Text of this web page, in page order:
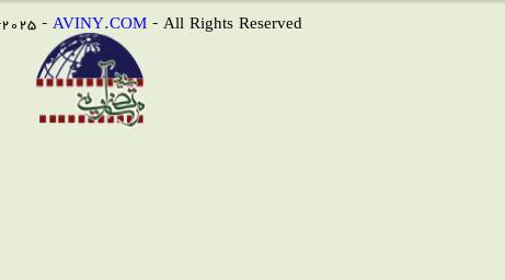
AVINY.COM - All Rights Reserved